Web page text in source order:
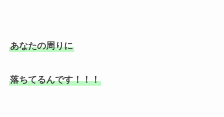
あなたの周りに
落ちてるんです！！！